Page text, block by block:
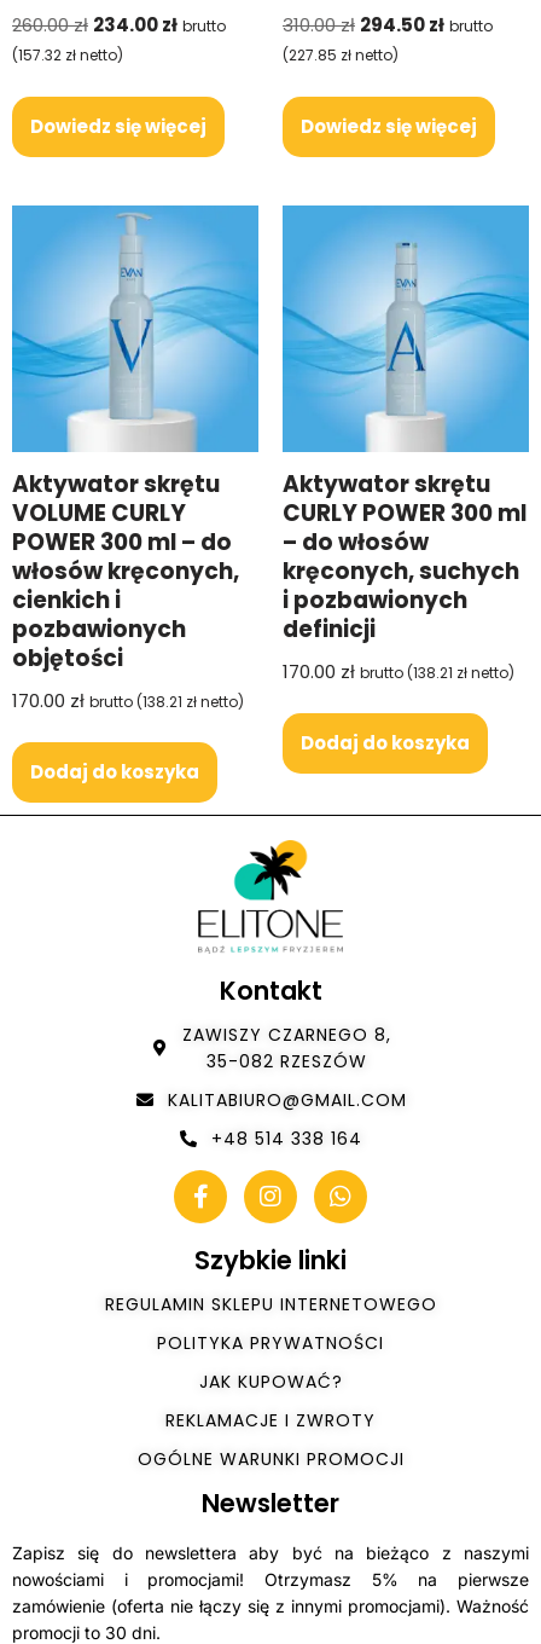
260.00zł 234.00zł brutto
(157.32 złnetto)
Dowiedz się więcej
310.00zł 294.50zł brutto
(227.85 złnetto)
Dowiedz się więcej
Aktywator skrętu
VOLUME CURLY
POWER 300 ml – do
włosów kręconych,
cienkich i
pozbawionych
objętości
170.00 zł brutto (138.21 złnetto)
Dodaj do koszyka
Aktywator skrętu
CURLY POWER 300 ml
– do włosów
kręconych, suchych
i pozbawionych
definicji
170.00 zł brutto (138.21 złnetto)
Dodaj do koszyka
Kontakt
ZAWISZY CZARNEGO 8,
35-082 RZESZÓW
KALITABIURO@GMAIL.COM
+48 514 338 164
Szybkie linki
REGULAMIN SKLEPU INTERNETOWEGO
POLITYKA PRYWATNOŚCI
JAK KUPOWAĆ?
REKLAMACJE I ZWROTY
OGÓLNE WARUNKI PROMOCJI
Newsletter
Zapisz się do newslettera aby być na bieżąco z naszymi
nowościami i promocjami! Otrzymasz 5% na pierwsze
zamówienie (oferta nie łączy się z innymi promocjami). Ważność
promocji to 30 dni.